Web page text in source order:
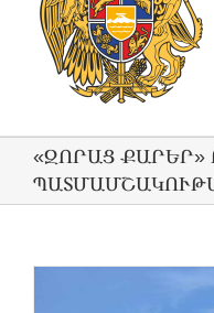
«ԶՈՐԱՑ ՔԱՐԵՐ»